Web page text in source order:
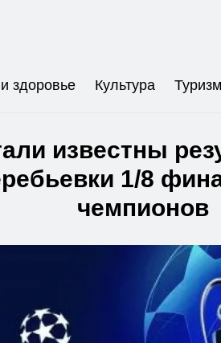
здоровье Культура Туризм
известны
1/8
чемпионов